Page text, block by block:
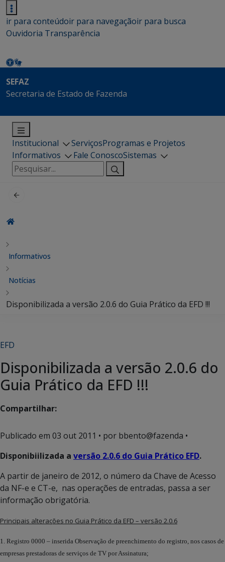
ir para conteúdoir para navegaçãoir para busca
Ouvidoria Transparência
SEFAZ
Secretaria de Estado de Fazenda
Institucional ServiçosProgramas e Projetos
Informativos
Fale ConoscoSistemas
Pesquisar
por:
Informativos
Notícias
Disponibilizada a versão 2.0.6 do Guia Prático da EFD !!!
EFD
Disponibilizada a versão 2.0.6 do
Guia Prático da EFD !!!
Compartilhar:
Publicado em 03 out 2011 • por bbento@fazenda •
Disponibiilizada a versão 2.0.6 do Guia Prático EFD.
A partir de janeiro de 2012, o número da Chave de Acesso
da NF-e e CT-e, nas operações de entradas, passa a ser
informação obrigatória.
Principais alterações no Guia Prático da EFD – versão 2.0.6
1. Registro 0000 – inserida Observação de preenchimento do registro, nos casos de
empresas prestadoras de serviços de TV por Assinatura;